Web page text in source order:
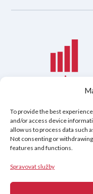
To provide the best
and/or access device
allow us to process data such
Not consenting or
features and functions.
Spravovat služby
Hovingh & Partners
Právní prohlášení o
Zásady používání